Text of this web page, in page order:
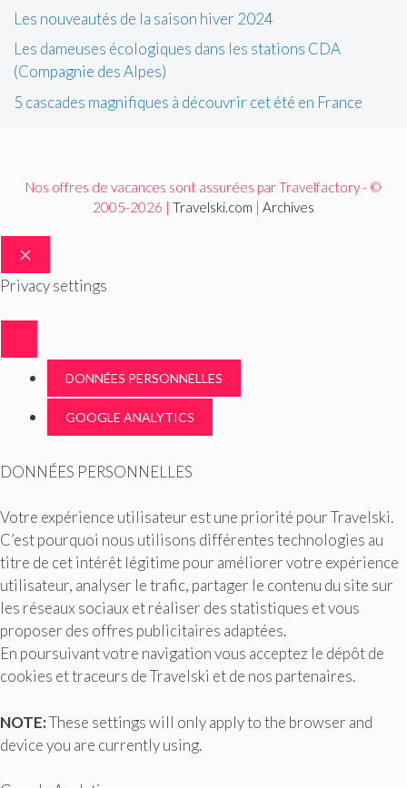
Les nouveautés de la saison hiver 2024
Les dameuses écologiques dans les stations CDA
(Compagnie des Alpes)
5 cascades magnifiques à découvrir cet été en France
Nos offres de vacances sont assurées par Travelfactory - ©
2005-2026 | Travelski.com | Archives
FERMER
Privacy settings
DONNÉES PERSONNELLES
GOOGLE ANALYTICS
DONNÉES PERSONNELLES
Votre expérience utilisateur est une priorité pour Travelski.
C’est pourquoi nous utilisons différentes technologies au
titre de cet intérêt légitime pour améliorer votre expérience
utilisateur, analyser le trafic, partager le contenu du site sur
les réseaux sociaux et réaliser des statistiques et vous
proposer des offres publicitaires adaptées.
En poursuivant votre navigation vous acceptez le dépôt de
cookies et traceurs de Travelski et de nos partenaires.
NOTE:These settings will only apply to the browser and
device you are currently using.